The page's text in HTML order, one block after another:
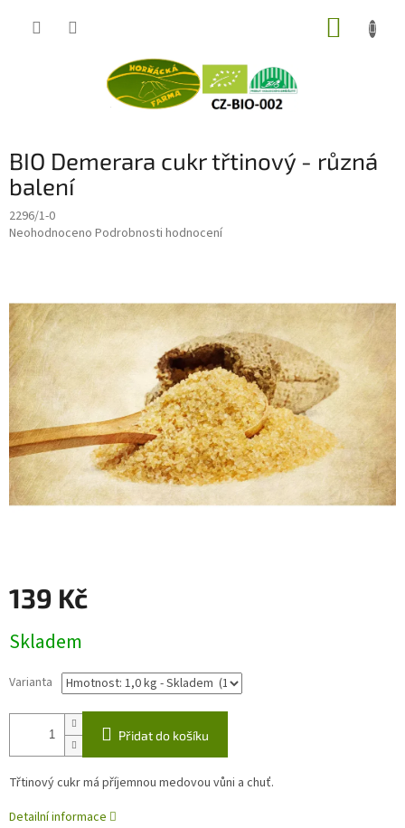
BIO Demerara cukr třtinový - různá
balení
2296/1-0
Průměrné
0,0
z
5
hvězdiček.
Neohodnoceno Podrobnosti hodnocení
139 Kč
cena:
Skladem
Varianta
Přidat do košíku
Třtinový cukr má příjemnou medovou vůni a chuť.
Detailní informace